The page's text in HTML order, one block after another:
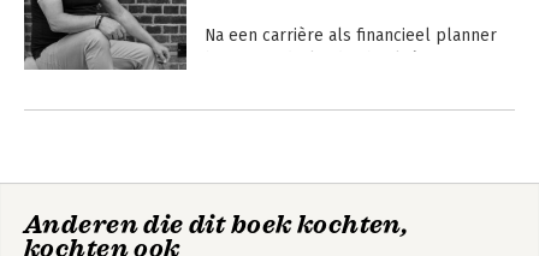
Na een carrière als financieel planner
verlegde hij zijn focus naar wat er echt
Vanuit zijn praktijk begeleidt hij
en ondersteunt hij hen bij het
Anderen die dit boek kochten,
kochten ook